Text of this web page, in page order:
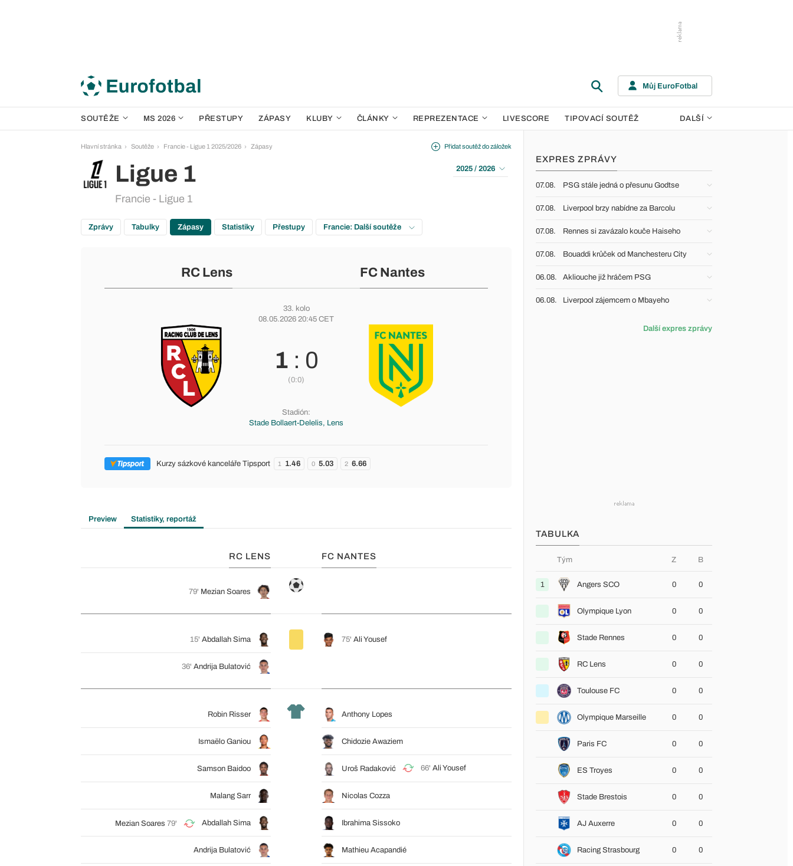
Můj EuroFotbal
SOUTĚŽE MS 2026 PŘESTUPY ZÁPASY KLUBY ČLÁNKY REPREZENTACE LIVESCORE TIPOVACÍ SOUTĚŽ DALŠÍ
Hlavní stránka Soutěže Francie - Ligue 1 2025/2026 Zápasy
Ligue 1
Francie - Ligue 1
Přidat soutěž do záložek
2025 / 2026
Zprávy Tabulky Zápasy Statistiky Přestupy Francie: Další soutěže
RC Lens FC Nantes
33. kolo
08.05.2026 20:45 CET
1 : 0
(0:0)
Stadión:
Stade Bollaert-Delelis, Lens
Kurzy sázkové kanceláře Tipsport 1 1.46 0 5.03 2 6.66
Preview Statistiky, reportáž
RC LENS FC NANTES
79' Mezian Soares
15' Abdallah Sima 75' Ali Yousef
36' Andrija Bulatović
Robin Risser Anthony Lopes
Ismaëlo Ganiou Chidozie Awaziem
Samson Baidoo Uroš Radaković 66' Ali Yousef
Malang Sarr Nicolas Cozza
Mezian Soares 79' Abdallah Sima Ibrahima Sissoko
Andrija Bulatović Mathieu Acapandié
EXPRES ZPRÁVY
07.08. PSG stále jedná o přesunu Godtse
07.08. Liverpool brzy nabídne za Barcolu
07.08. Rennes si zavázalo kouče Haiseho
07.08. Bouaddi krůček od Manchesteru City
06.08. Akliouche již hráčem PSG
06.08. Liverpool zájemcem o Mbayeho
Další expres zprávy
TABULKA
Tým Z B
1 Angers SCO 0 0
Olympique Lyon 0 0
Stade Rennes 0 0
RC Lens 0 0
Toulouse FC 0 0
Olympique Marseille 0 0
Paris FC 0 0
ES Troyes 0 0
Stade Brestois 0 0
AJ Auxerre 0 0
Racing Strasbourg 0 0